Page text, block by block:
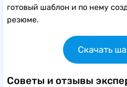
готовый шаблон и по нему
резюме.
Скачать
Советы и отзывы